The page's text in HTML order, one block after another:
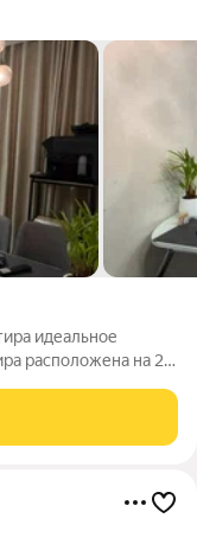
расположена на 2м